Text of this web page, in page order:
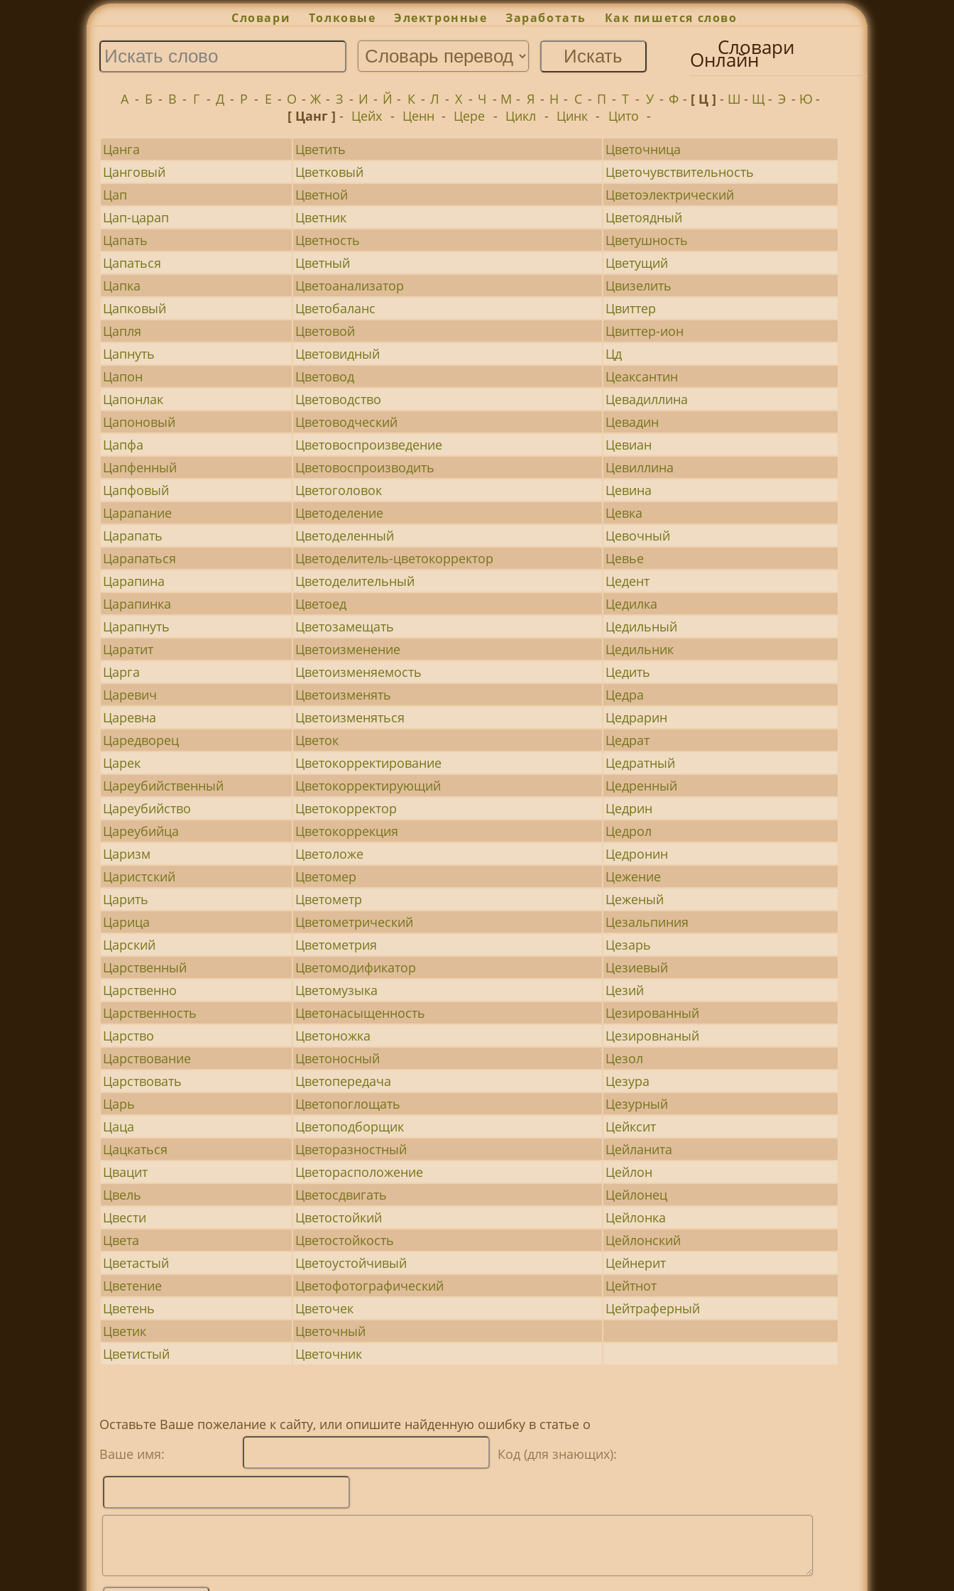
Словари Толковые Электронные Заработать Как пишется слово
Словари
Онлайн
А - Б - В - Г - Д - Р - Е - О - Ж - З - И - Й - К - Л - Х - Ч - М - Я - Н - С - П - Т - У - Ф - [ Ц ]- Ш - Щ- Э - Ю-
[ Цанг ] - Цейх - Ценн - Цере - Цикл - Цинк - Цито -
Цанга
Цветить
Цветочница
Цанговый
Цветковый
Цветочувствительность
Цап
Цветной
Цветоэлектрический
Цап-царап
Цветник
Цветоядный
Цапать
Цветность
Цветушность
Цапаться
Цветный
Цветущий
Цапка
Цветоанализатор
Цвизелить
Цапковый
Цветобаланс
Цвиттер
Цапля
Цветовой
Цвиттер-ион
Цапнуть
Цветовидный
Цд
Цапон
Цветовод
Цеаксантин
Цапонлак
Цветоводство
Цевадиллина
Цапоновый
Цветоводческий
Цевадин
Цапфа
Цветовоспроизведение
Цевиан
Цапфенный
Цветовоспроизводить
Цевиллина
Цапфовый
Цветоголовок
Цевина
Царапание
Цветоделение
Цевка
Царапать
Цветоделенный
Цевочный
Царапаться
Цветоделитель-цветокорректор
Цевье
Царапина
Цветоделительный
Цедент
Царапинка
Цветоед
Цедилка
Царапнуть
Цветозамещать
Цедильный
Царатит
Цветоизменение
Цедильник
Царга
Цветоизменяемость
Цедить
Царевич
Цветоизменять
Цедра
Царевна
Цветоизменяться
Цедрарин
Царедворец
Цветок
Цедрат
Царек
Цветокорректирование
Цедратный
Цареубийственный
Цветокорректирующий
Цедренный
Цареубийство
Цветокорректор
Цедрин
Цареубийца
Цветокоррекция
Цедрол
Царизм
Цветоложе
Цедронин
Царистский
Цветомер
Цежение
Царить
Цветометр
Цеженый
Царица
Цветометрический
Цезальпиния
Царский
Цветометрия
Цезарь
Царственный
Цветомодификатор
Цезиевый
Царственно
Цветомузыка
Цезий
Царственность
Цветонасыщенность
Цезированный
Царство
Цветоножка
Цезировнаный
Царствование
Цветоносный
Цезол
Царствовать
Цветопередача
Цезура
Царь
Цветопоглощать
Цезурный
Цаца
Цветоподборщик
Цейксит
Цацкаться
Цветоразностный
Цейланита
Цвацит
Цветорасположение
Цейлон
Цвель
Цветосдвигать
Цейлонец
Цвести
Цветостойкий
Цейлонка
Цвета
Цветостойкость
Цейлонский
Цветастый
Цветоустойчивый
Цейнерит
Цветение
Цветофотографический
Цейтнот
Цветень
Цветочек
Цейтраферный
Цветик
Цветочный
Цветистый
Цветочник
Оставьте Ваше пожелание к сайту, или опишите найденную ошибку в статье о
Ваше имя:
Код (для знающих):